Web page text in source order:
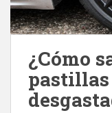
¿Cómo
pastillas